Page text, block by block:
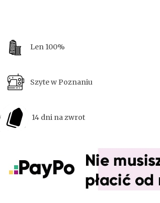
Len 100%
Szyte w Poznaniu
14 dni na zwrot